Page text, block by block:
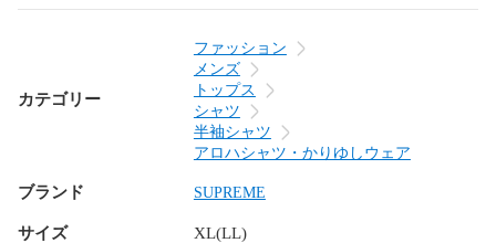
カテゴリー
ファッション
メンズ
トップス
シャツ
半袖シャツ
アロハシャツ・かりゆしウェア
ブランド SUPREME
サイズ XL(LL)